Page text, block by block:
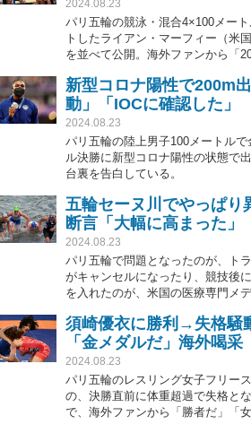
2024.08.23
パリ五輪の競泳・混合4×100メー
トしたライアン・マーフィー（米
を並べて公開。海外ファンから「
新型コロナ陽性で200m
動」「IOCに確認した」
2024.08.23
パリ五輪の陸上男子100メートル
ル決勝に新型コロナ陽性の状態で
台裏を告白している。
五輪セーヌ川でやっぱ
断言「大幅に高まった」
2024.08.23
パリ五輪で問題となったのが、ト
がキャンセルになったり、競技後
を入れたのが、米国の医療専門メ
須崎優衣に勝利→失格騒
「金メダルだ」海外喝采
2024.08.23
パリ五輪のレスリング女子フリー
の、決勝直前に体重超過で失格と
で、海外ファンから「勝者だ」「